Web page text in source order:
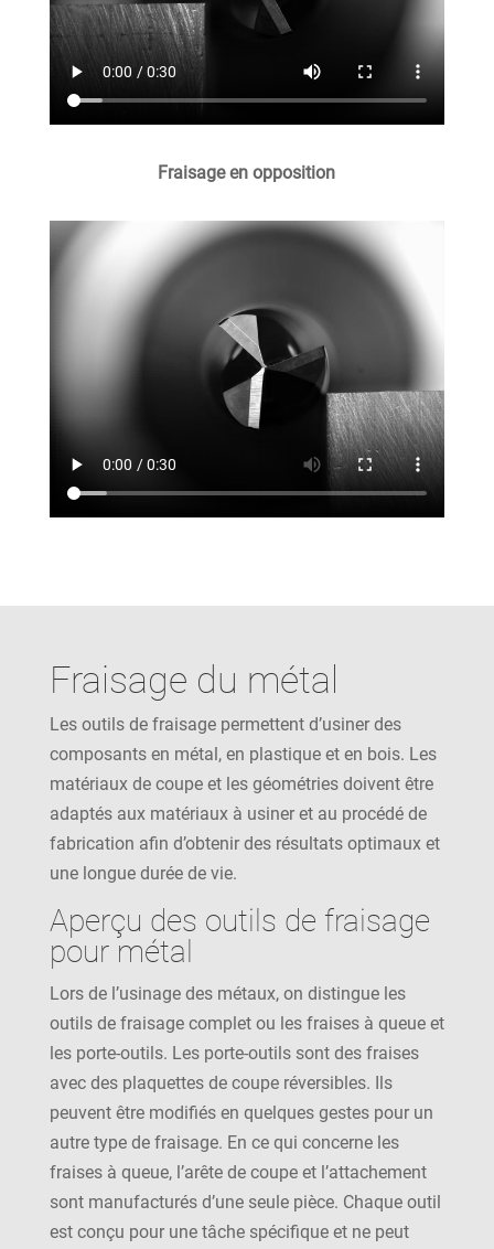
Fraisage en opposition
Fraisage du métal
Les outils de fraisage permettent d’usiner des
composants en métal, en plastique et en bois. Les
matériaux de coupe et les géométries doivent être
adaptés aux matériaux à usiner et au procédé de
fabrication afin d’obtenir des résultats optimaux et
une longue durée de vie.
Aperçu des outils de fraisage
pour métal
Lors de l’usinage des métaux, on distingue les
outils de fraisage complet ou les fraises à queue et
les porte-outils. Les porte-outils sont des fraises
avec des plaquettes de coupe réversibles. Ils
peuvent être modifiés en quelques gestes pour un
autre type de fraisage. En ce qui concerne les
fraises à queue, l’arête de coupe et l’attachement
sont manufacturés d’une seule pièce. Chaque outil
est conçu pour une tâche spécifique et ne peut